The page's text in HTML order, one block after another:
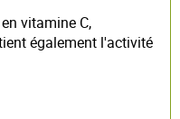
vitamine C,
également l'activité